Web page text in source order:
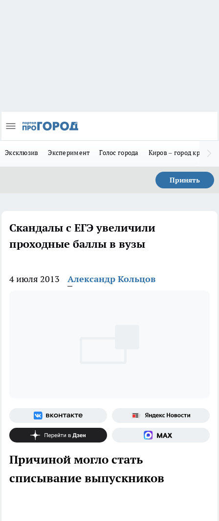
Эксклюзив Эксперимент Голос города Киров – город
Принять
Скандалы с ЕГЭ увеличили
проходные баллы в вузы
4 июля 2013 Александр Кольцов
Причиной могло стать
списывание выпускников